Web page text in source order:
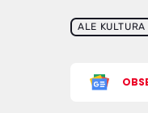
ALE KULTURA